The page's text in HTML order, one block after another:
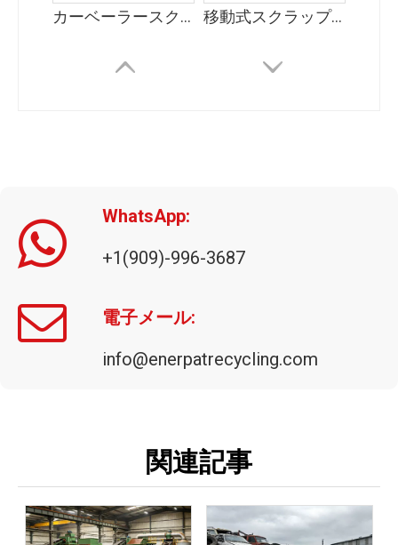
カーベーラースクラップ金属梱包機 移動式スクラップベーラーメーカー
WhatsApp:
+1(909)-996-3687
電子メール:
info@enerpatrecycling.com
関連記事